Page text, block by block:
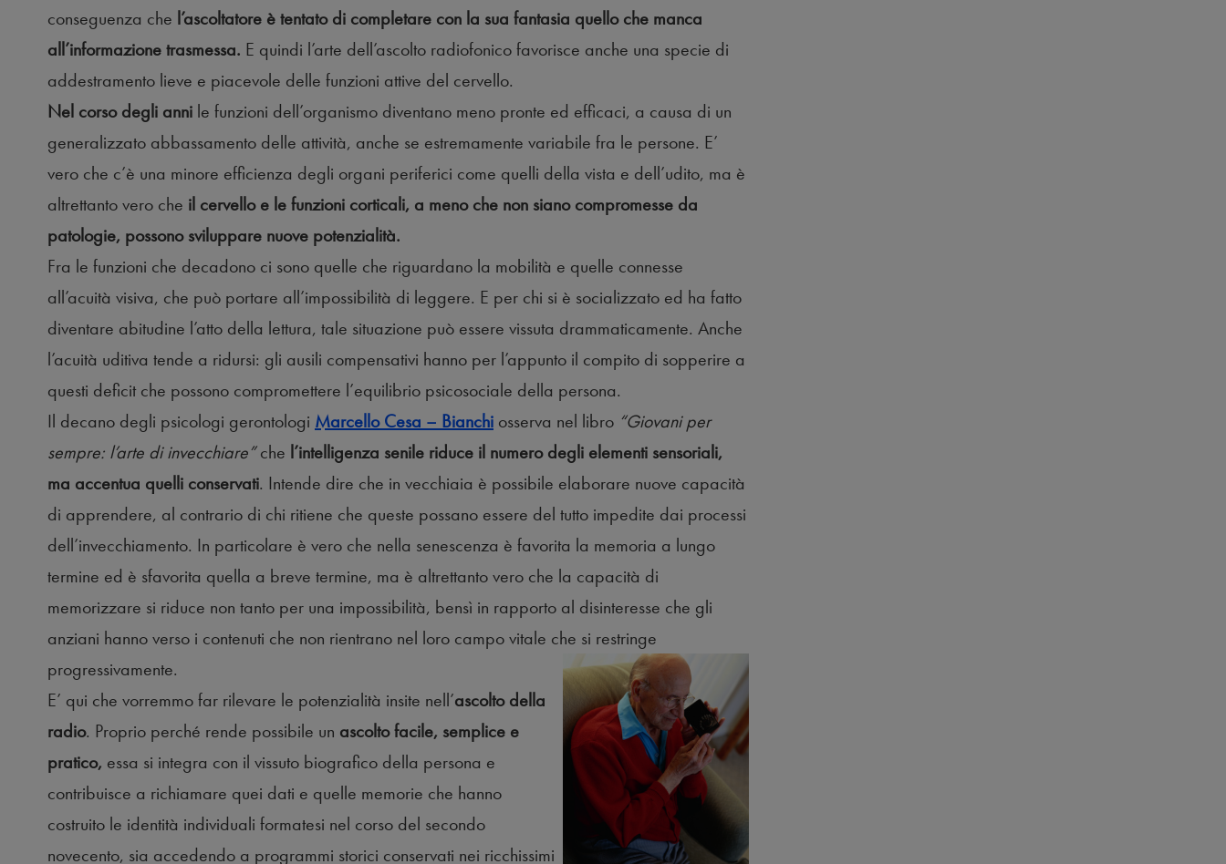
conseguenza che l’ascoltatore è tentato di completare con la sua fantasia quello che manca
all’informazione trasmessa. E quindi l’arte dell’ascolto radiofonico favorisce anche una specie di
addestramento lieve e piacevole delle funzioni attive del cervello.
Nel corso degli anni le funzioni dell’organismo diventano meno pronte ed efficaci, a causa di un
generalizzato abbassamento delle attività, anche se estremamente variabile fra le persone. E’
vero che c’è una minore efficienza degli organi periferici come quelli della vista e dell’udito, ma è
altrettanto vero che il cervello e le funzioni corticali, a meno che non siano compromesse da
patologie, possono sviluppare nuove potenzialità.
Fra le funzioni che decadono ci sono quelle che riguardano la mobilità e quelle connesse
all’acuità visiva, che può portare all’impossibilità di leggere. E per chi si è socializzato ed ha fatto
diventare abitudine l’atto della lettura, tale situazione può essere vissuta drammaticamente. Anche
l’acuità uditiva tende a ridursi: gli ausili compensativi hanno per l’appunto il compito di sopperire a
questi deficit che possono compromettere l’equilibrio psicosociale della persona.
Il decano degli psicologi gerontologi Marcello Cesa – Bianchi osserva nel libro “Giovani per
sempre: l’arte di invecchiare”che l’intelligenza senile riduce il numero degli elementi sensoriali,
ma accentua quelli conservati. Intende dire che in vecchiaia è possibile elaborare nuove capacità
di apprendere, al contrario di chi ritiene che queste possano essere del tutto impedite dai processi
dell’invecchiamento. In particolare è vero che nella senescenza è favorita la memoria a lungo
termine ed è sfavorita quella a breve termine, ma è altrettanto vero che la capacità di
memorizzare si riduce non tanto per una impossibilità, bensì in rapporto al disinteresse che gli
anziani hanno verso i contenuti che non rientrano nel loro campo vitale che si restringe
progressivamente.
E’ qui che vorremmo far rilevare le potenzialità insite nell’ascolto della
radio. Proprio perché rende possibile un ascolto facile, semplice e
pratico, essa si integra con il vissuto biografico della persona e
contribuisce a richiamare quei dati e quelle memorie che hanno
costruito le identità individuali formatesi nel corso del secondo
novecento, sia accedendo a programmi storici conservati nei ricchissimi